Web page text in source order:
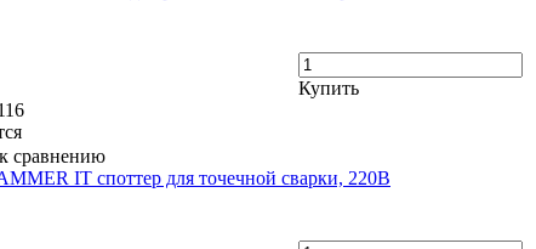
Купить
сравнению
IT споттер для точечной сварки, 220В